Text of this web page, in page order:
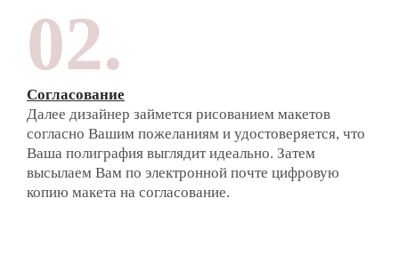
02.
Согласование
Далее дизайнер займется рисованием макетов
согласно Вашим пожеланиям и удостоверяется, что
Ваша полиграфия выглядит идеально. Затем
высылаем Вам по электронной почте цифровую
копию макета на согласование.